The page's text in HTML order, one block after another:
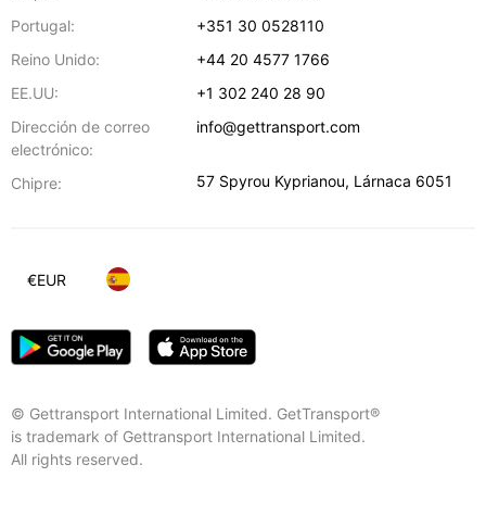
Portugal:
+351 30 0528110
Reino Unido:
+44 20 4577 1766
EE.UU:
+1 302 240 28 90
Dirección de correo
electrónico:
info@gettransport.com
Chipre: 57 Spyrou Kyprianou, Lárnaca 6051
© Gettransport International Limited. GetTransport®
is trademark of Gettransport International Limited.
All rights reserved.
€EUR